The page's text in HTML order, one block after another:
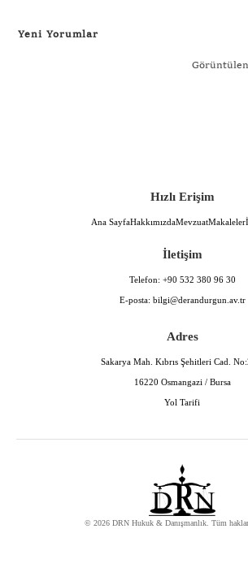
Yeni Yorumlar
Hızlı Erişim
Ana SayfaHakkımızdaMevzuatMakaleler
İletişim
Telefon: +90 532 380 96 30
E-posta: bilgi@derandurgun.av.tr
Adres
Sakarya Mah. Kıbrıs Şehitleri Cad.
16220 Osmangazi / Bursa
Yol Tarifi
© 2026 DRN Hukuk & Danışmanlık. Tüm